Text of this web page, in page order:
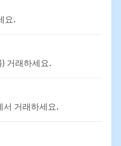
요.
거래하세요.
서 거래하세요.